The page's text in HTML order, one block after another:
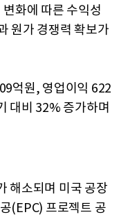
화에 따른 수익성
원가 경쟁력 확보가
억원, 영업이익 622
대비 32% 증가하며
해소되며 미국 공장
(EPC) 프로젝트 공